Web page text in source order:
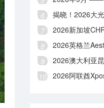
揭晓！2026大光圈国际摄
2026新加坡CHRYSALIS国
2026英格兰
2026澳大利亚昆士兰国
2026阿联酋Xposure